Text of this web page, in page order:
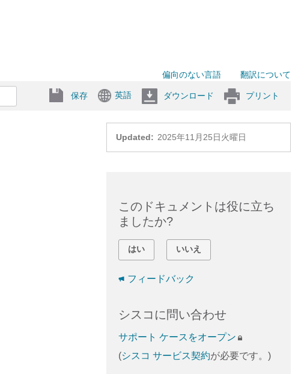
偏向のない言語 翻訳について
保存 英語 ダウンロード プリント
Updated: 2025年11月25日火曜日
このドキュメントは役に立ち
ましたか?
はい いいえ
フィードバック
シスコに問い合わせ
サポート ケースをオープン
(シスコ サービス契約が必要です。)